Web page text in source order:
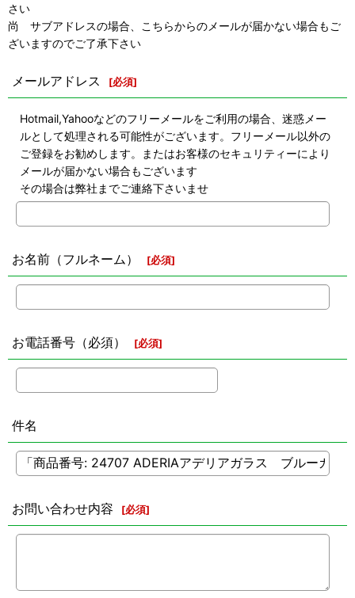
さい
尚 サブアドレスの場合、こちらからのメールが届かない場合もご
ざいますのでご了承下さい
メールアドレス [必須]
Hotmail,Yahooなどのフリーメールをご利用の場合、迷惑メー
ルとして処理される可能性がございます。フリーメール以外の
ご登録をお勧めします。またはお客様のセキュリティーにより
メールが届かない場合もございます
その場合は弊社までご連絡下さいませ
お名前（フルネーム） [必須]
お電話番号（必須） [必須]
件名
お問い合わせ内容 [必須]